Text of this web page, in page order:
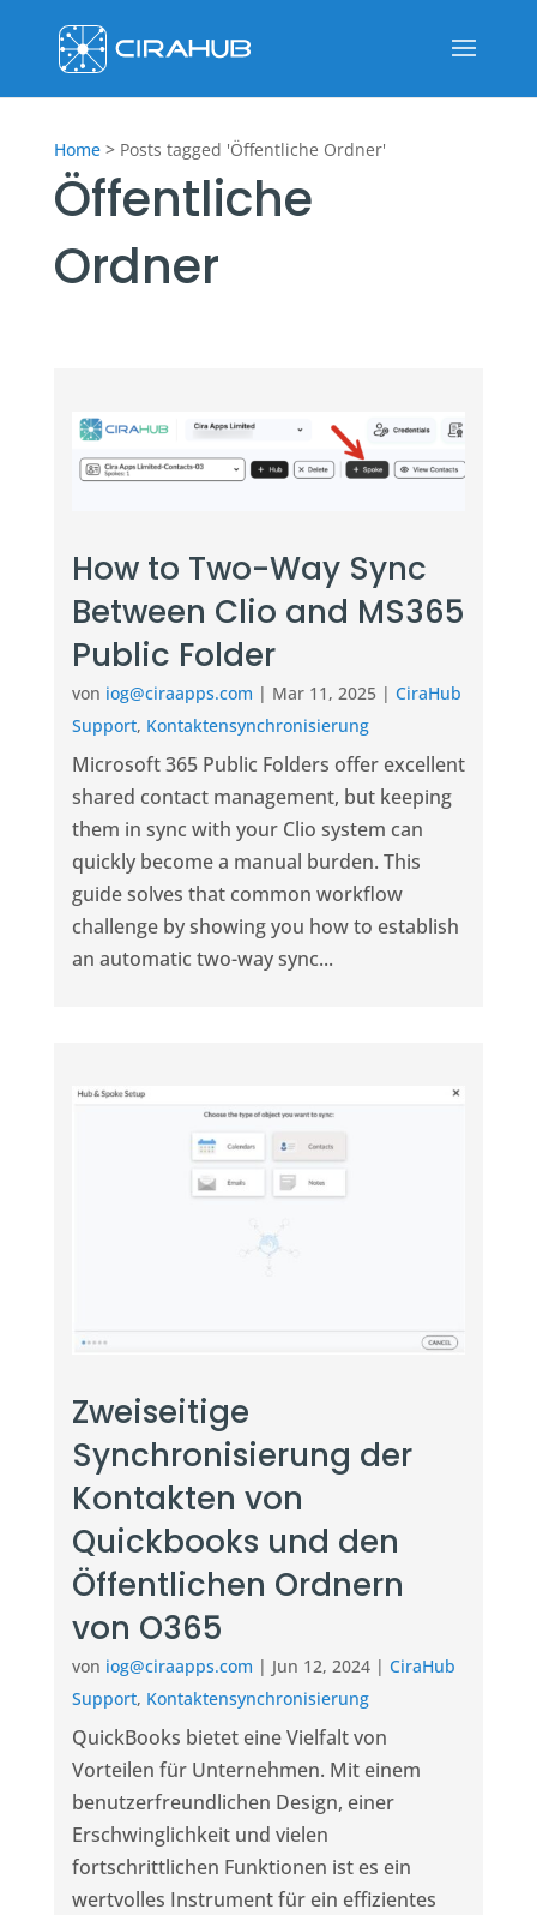
Home > Posts tagged 'Öffentliche Ordner'
Öffentliche
Ordner
How to Two-Way Sync
Between Clio and MS365
Public Folder
von iog@ciraapps.com | Mar 11, 2025| CiraHub
Support, Kontaktensynchronisierung
Microsoft 365 Public Folders offer excellent
shared contact management, but keeping
them in sync with your Clio system can
quickly become a manual burden. This
guide solves that common workflow
challenge by showing you how to establish
an automatic two-way sync...
Zweiseitige
Synchronisierung der
Kontakten von
Quickbooks und den
Öffentlichen Ordnern
von O365
von iog@ciraapps.com | Jun 12, 2024| CiraHub
Support, Kontaktensynchronisierung
QuickBooks bietet eine Vielfalt von
Vorteilen für Unternehmen. Mit einem
benutzerfreundlichen Design, einer
Erschwinglichkeit und vielen
fortschrittlichen Funktionen ist es ein
wertvolles Instrument für ein effizientes